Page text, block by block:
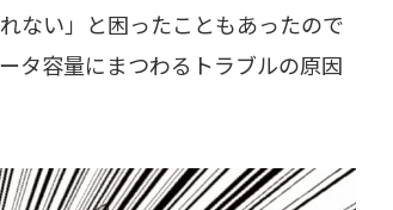
ない」と困ったこともあったので
タ容量にまつわるトラブルの原因